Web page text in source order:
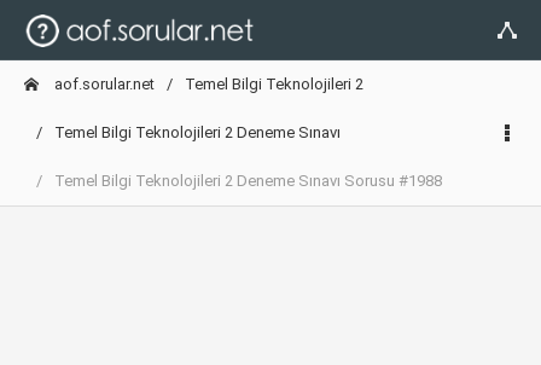
aof.sorular.net Temel Bilgi Teknolojileri 2
Temel Bilgi Teknolojileri 2 Deneme Sınavı
Temel Bilgi Teknolojileri 2 Deneme Sınavı Sorusu #1988